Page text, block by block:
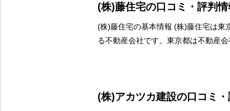
(株)藤住宅の口コミ・評判情
(株)藤住宅の基本情報 (株)藤住宅は東
る不動産会社です。東京都は不動産
(株)アカツカ建設の口コミ